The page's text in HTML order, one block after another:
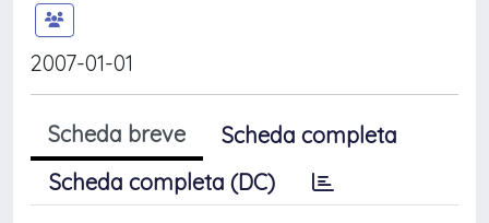
2007-01-01
Scheda breve
Scheda completa
Scheda completa (DC)